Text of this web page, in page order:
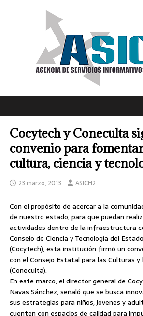
Cocytech y Coneculta
convenio para
cultura, ciencia y
23 marzo, 2013 ASICH2
Con el propósito de acercar a la
de nuestro estado, para que puedan
actividades dentro de la infraestructura
Consejo de Ciencia y Tecnología del
(Cocytech), esta institución firmó un
con el Consejo Estatal para las Culturas y
(Coneculta).
En este marco, el director general de
Navas Sánchez, señaló que se busca
sus estrategias para niños, jóvenes y
cuenten con espacios de calidad para